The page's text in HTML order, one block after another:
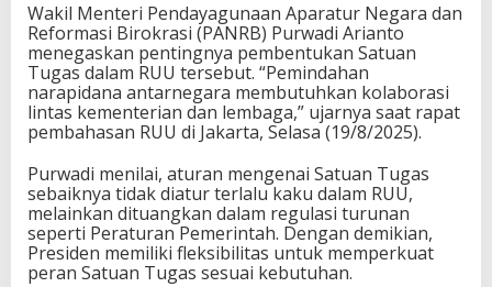
Wakil Menteri Pendayagunaan Aparatur Negara dan
Reformasi Birokrasi (PANRB) Purwadi Arianto
menegaskan pentingnya pembentukan Satuan
Tugas dalam RUU tersebut. “Pemindahan
narapidana antarnegara membutuhkan kolaborasi
lintas kementerian dan lembaga,” ujarnya saat rapat
pembahasan RUU di Jakarta, Selasa (19/8/2025).
Purwadi menilai, aturan mengenai Satuan Tugas
sebaiknya tidak diatur terlalu kaku dalam RUU,
melainkan dituangkan dalam regulasi turunan
seperti Peraturan Pemerintah. Dengan demikian,
Presiden memiliki fleksibilitas untuk memperkuat
peran Satuan Tugas sesuai kebutuhan.